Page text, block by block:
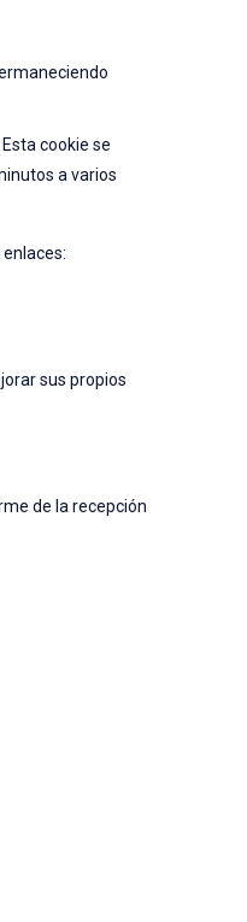
cookie se
a varios
sus propios
de la recepción